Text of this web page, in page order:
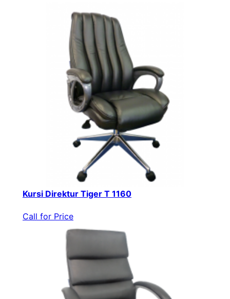
Kursi Direktur Tiger T 1160
Call for Price